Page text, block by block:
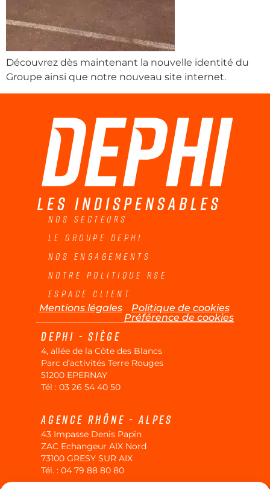
Découvrez dès maintenant la nouvelle identité du
Groupe ainsi que notre nouveau site internet.
Nos secteurs
Le groupe Dephi
Nos engagements
Notre politique RSE
Espace Client
Mentions légales
Politique de cookies
Préférence de cookies
Dephi - siège
4, allée de la Côte des Blancs
Parc d’activités Terre Rouges
51200 EPERNAY
Tél : 03 26 54 40 50
Agence Rhône - alpes
43 Impasse Denis Papin
ZAC Echangeur AIX Nord
73100 GRESY SUR AIX
Tél. : 04 79 88 80 80